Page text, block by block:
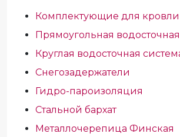
Комплектующие для кровли
Прямоугольная
Круглая водосточная
Снегозадержатели
Гидро-пароизоляция
Стальной бархат
Металлочерепица Финская